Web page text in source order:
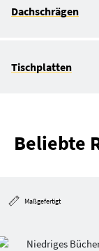
Dachschrägen
Tischplatten
Beliebte
Maßgefertigt